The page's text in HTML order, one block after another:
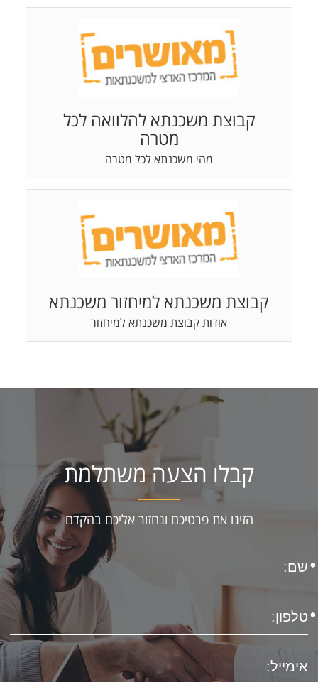
קבוצת משכנתא להלוואה לכל
מטרה
מהי משכנתא לכל מטרה
קבוצת משכנתא למיחזור משכנתא
אודות קבוצת משכנתא למיחזור
קבלו הצעה משתלמת
הזינו את פרטיכם ונחזור אליכם בהקדם